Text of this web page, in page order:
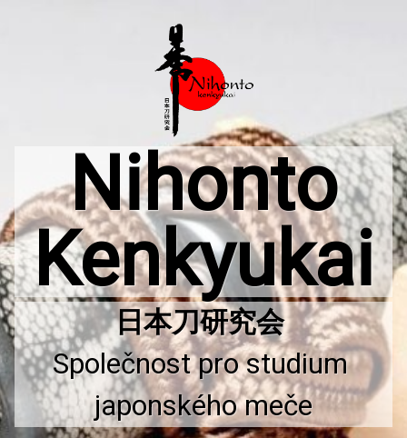
Nihonto
Kenkyukai
Společnost pro studium
japonského meče